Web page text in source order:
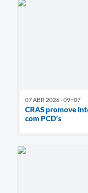
07 ABR 2026 - 09h07
CRAS promove
com PCD’s